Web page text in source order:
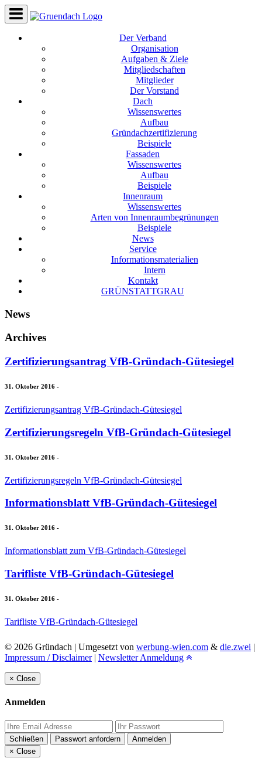
Der Verband
Organisation
Aufgaben & Ziele
Mitgliedschaften
Mitglieder
Der Vorstand
Dach
Wissenswertes
Aufbau
Gründachzertifizierung
Beispiele
Fassaden
Wissenswertes
Aufbau
Beispiele
Innenraum
Wissenswertes
Arten von Innenraumbegrünungen
Beispiele
News
Service
Informationsmaterialien
Intern
Kontakt
GRÜNSTATTGRAU
News
Archives
Zertifizierungsantrag VfB-Gründach-Gütesiegel
31. Oktober 2016 -
Zertifizierungsantrag VfB-Gründach-Gütesiegel
Zertifizierungsregeln VfB-Gründach-Gütesiegel
31. Oktober 2016 -
Zertifizierungsregeln VfB-Gründach-Gütesiegel
Informationsblatt VfB-Gründach-Gütesiegel
31. Oktober 2016 -
Informationsblatt zum VfB-Gründach-Gütesiegel
Tarifliste VfB-Gründach-Gütesiegel
31. Oktober 2016 -
Tarifliste VfB-Gründach-Gütesiegel
© 2026 Gründach | Umgesetzt von werbung-wien.com & die.zwei |
Impressum / Disclaimer| Newsletter Anmeldung
× Close
Anmelden
Schließen Passwort anfordern
Anmelden
× Close